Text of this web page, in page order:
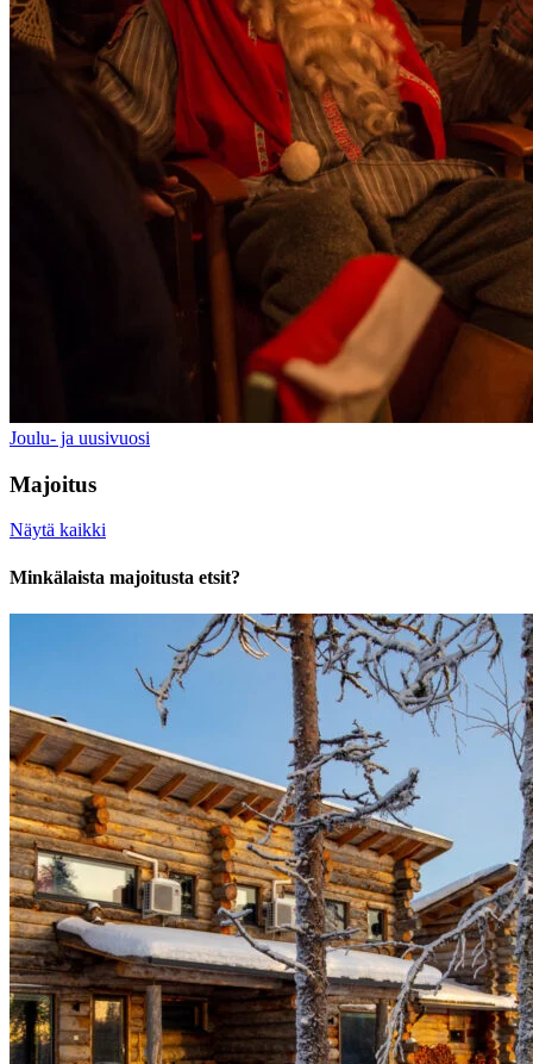
Joulu- ja uusivuosi
Majoitus
Näytä kaikki
Minkälaista majoitusta etsit?